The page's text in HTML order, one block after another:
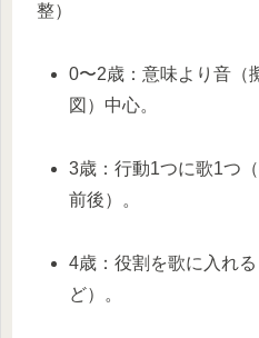
整）
0〜2歳：意味より音（
図）中心。
3歳：行動1つに歌1つ
前後）。
4歳：役割を歌に入れる
ど）。